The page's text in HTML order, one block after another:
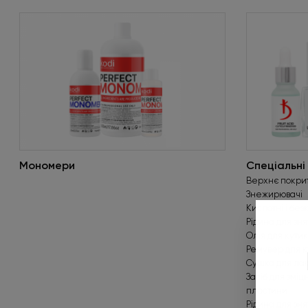
Мономери
Верхнє
Знежирювачі
Кислотні і
Рідина для
Олія для
Ремувер для
Сушка для
Засіб для
пластини
Рідина для